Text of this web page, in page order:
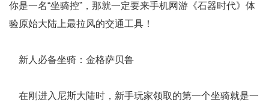
你是一名“坐骑控”，那就一定要来手机网游《石器时代》体
验原始大陆上最拉风的交通工具！
新人必备坐骑：金格萨贝鲁
在刚进入尼斯大陆时，新手玩家领取的第一个坐骑就是一